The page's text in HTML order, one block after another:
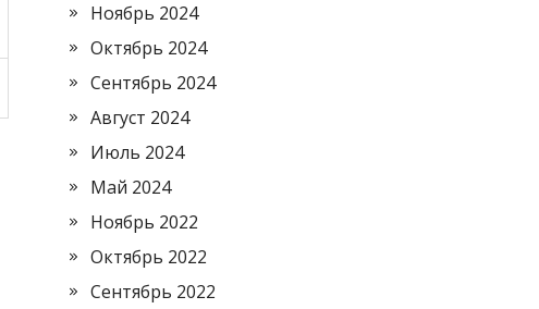
Ноябрь 2024
Октябрь 2024
Сентябрь 2024
Август 2024
Июль 2024
Май 2024
Ноябрь 2022
Октябрь 2022
Сентябрь 2022